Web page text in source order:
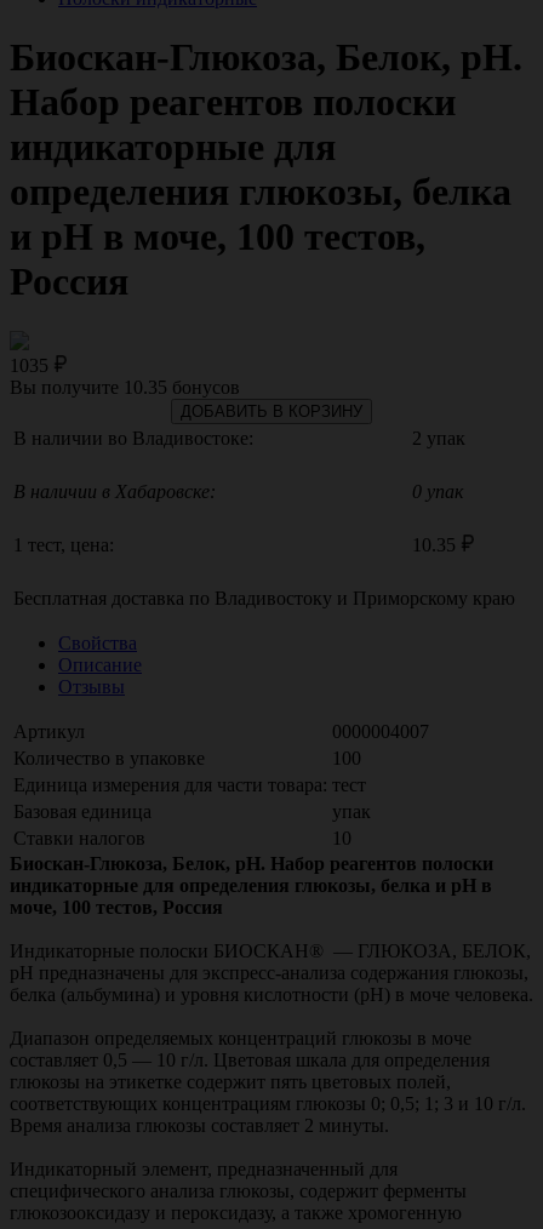
Биоскан-Глюкоза, Белок, рН.
Набор реагентов полоски
индикаторные для
определения глюкозы, белка
и рН в моче, 100 тестов,
Россия
1035
Вы получите 10.35 бонусов
ДОБАВИТЬ В КОРЗИНУ
В наличии во Владивостоке: 2 упак
В наличии в Хабаровске: 0 упак
1 тест, цена: 10.35
Бесплатная доставка по Владивостоку и Приморскому краю
Свойства
Описание
Отзывы
Артикул
0000004007
Количество в упаковке
100
Единица измерения для части товара: тест
Базовая единица
упак
Ставки налогов
10
Биоскан-Глюкоза, Белок, рН. Набор реагентов полоски
индикаторные для определения глюкозы, белка и рН в
моче, 100 тестов, Россия
Индикаторные полоски БИОСКАН® — ГЛЮКОЗА, БЕЛОК,
рН предназначены для экспресс-анализа содержания глюкозы,
белка (альбумина) и уровня кислотности (рН) в моче человека.
Диапазон определяемых концентраций глюкозы в моче
составляет 0,5 — 10 г/л. Цветовая шкала для определения
глюкозы на этикетке содержит пять цветовых полей,
соответствующих концентрациям глюкозы 0; 0,5; 1; 3 и 10 г/л.
Время анализа глюкозы составляет 2 минуты.
Индикаторный элемент, предназначенный для
специфического анализа глюкозы, содержит ферменты
глюкозооксидазу и пероксидазу, а также хромогенную